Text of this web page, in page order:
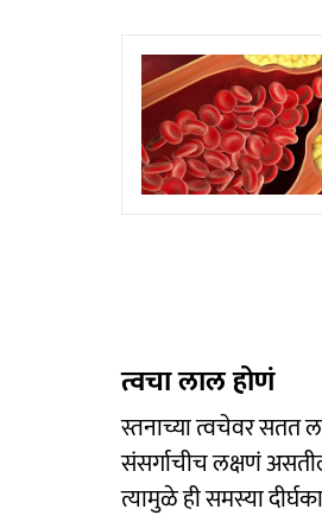
त्वचा लाल होणं
स्तनाच्या त्वचेवर सतत
संसर्गाचीच लक्षणं
त्यामुळे ही समस्या